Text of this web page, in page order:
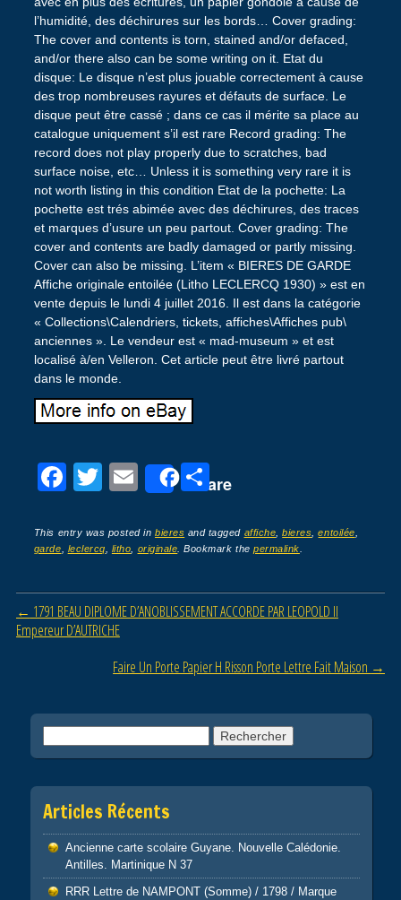
l’humidité, des déchirures sur les bords… Cover grading:
The cover and contents is torn, stained and/or defaced,
and/or there also can be some writing on it. Etat du
disque: Le disque n’est plus jouable correctement à cause
des trop nombreuses rayures et défauts de surface. Le
disque peut être cassé ; dans ce cas il mérite sa place au
catalogue uniquement s’il est rare Record grading: The
record does not play properly due to scratches, bad
surface noise, etc… Unless it is something very rare it is
not worth listing in this condition Etat de la pochette: La
pochette est trés abimée avec des déchirures, des traces
et marques d’usure un peu partout. Cover grading: The
cover and contents are badly damaged or partly missing.
Cover can also be missing. L’item « BIERES DE GARDE
Affiche originale entoilée (Litho LECLERCQ 1930) » est en
vente depuis le lundi 4 juillet 2016. Il est dans la catégorie
« Collections\Calendriers, tickets, affiches\Affiches pub\
anciennes ». Le vendeur est « mad-museum » et est
localisé à/en Velleron. Cet article peut être livré partout
dans le monde.
F
c
e
b
o
T
tt
er
E
ail
Share
P
ta
g
er
This entry was posted inbieres and tagged affiche ,bieres ,entoilée
garde
leclercq litho originale . Bookmark thepermalink
Post navigation
← 1791 BEAU DIPLOME D’ANOBLISSEMENT ACCORDE PAR LEOPOLD II
Empereur D’AUTRICHE
Faire Un Porte Papier H Risson Porte Lettre Fait Maison →
Articles Récents
Ancienne carte scolaire Guyane. Nouvelle Calédonie.
Antilles. Martinique N 37
RRR Lettre de NAMPONT (Somme) / 1798 / Marque